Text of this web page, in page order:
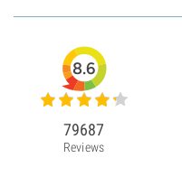
8.6
79687
Reviews